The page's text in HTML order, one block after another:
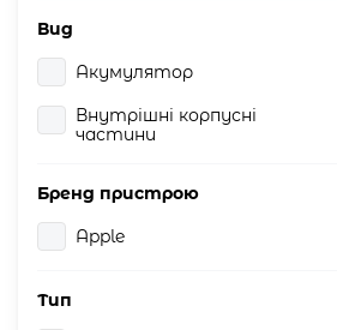
Вид
Акумулятор
Внутрішні корпусні
частини
Бренд пристрою
Apple
Тип